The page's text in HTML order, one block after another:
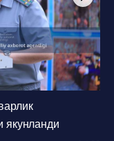
якунланди
1 /36